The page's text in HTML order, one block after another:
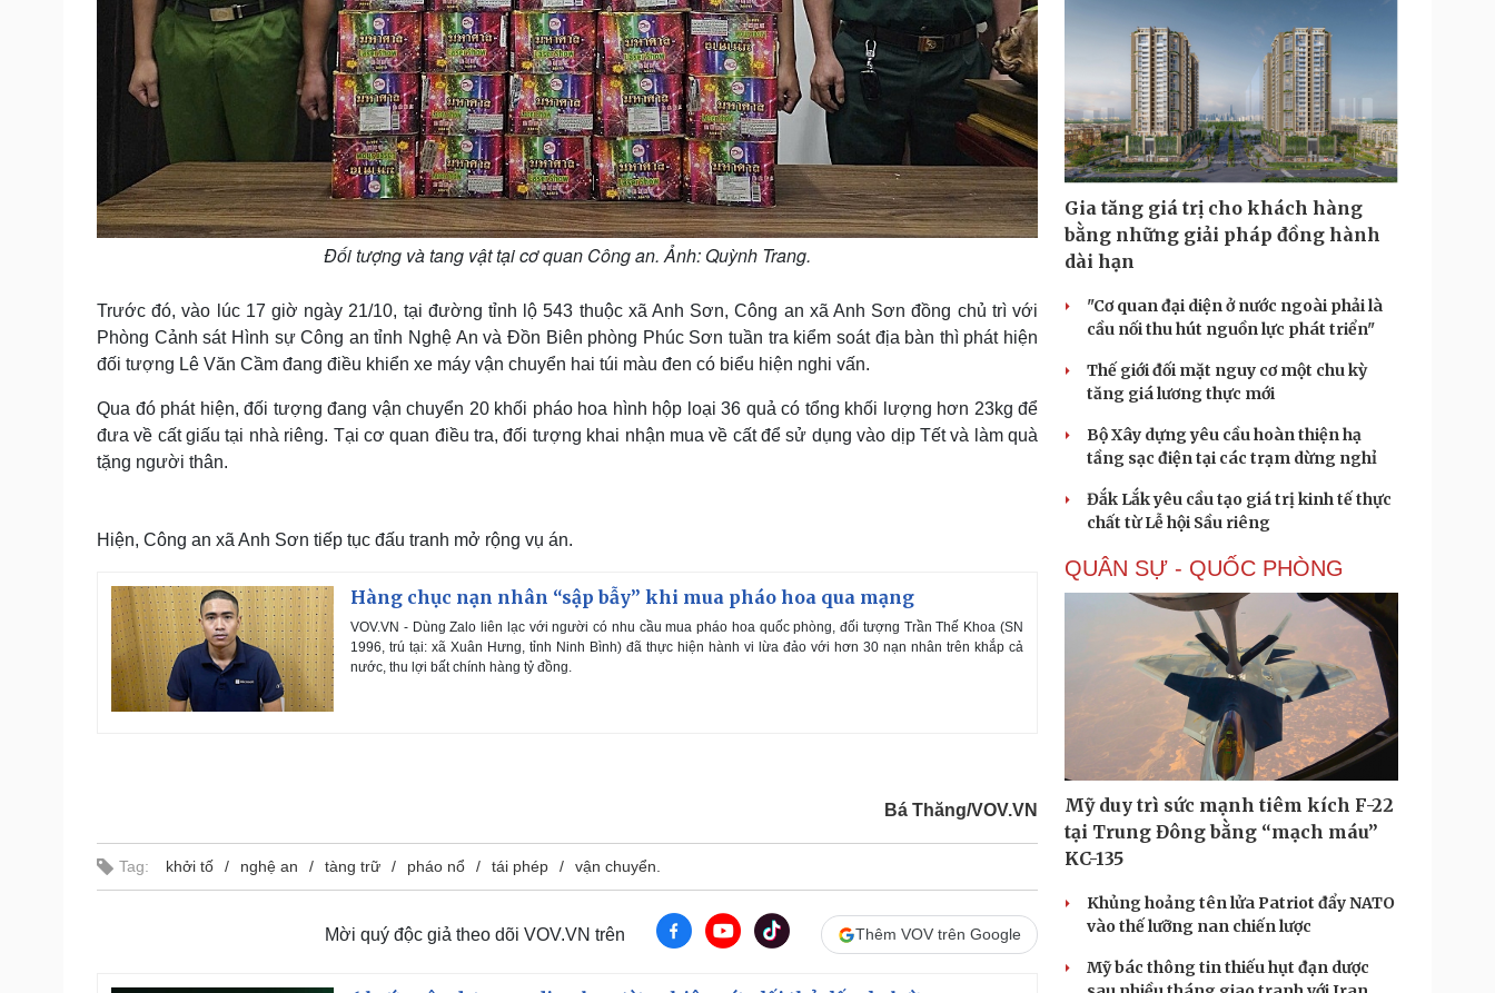
Đối tượng và tang vật tại cơ quan Công an. Ảnh: Quỳnh Trang.
Trước đó, vào lúc 17 giờ ngày 21/10, tại đường tỉnh lộ 543 thuộc xã Anh Sơn, Công an xã Anh Sơn đồng chủ trì với
Phòng Cảnh sát Hình sự Công an tỉnh Nghệ An và Đồn Biên phòng Phúc Sơn tuần tra kiểm soát địa bàn thì phát hiện
đối tượng Lê Văn Cầm đang điều khiển xe máy vận chuyển hai túi màu đen có biểu hiện nghi vấn.
Qua đó phát hiện, đối tượng đang vận chuyển 20 khối pháo hoa hình hộp loại 36 quả có tổng khối lượng hơn 23kg để
đưa về cất giấu tại nhà riêng. Tại cơ quan điều tra, đối tượng khai nhận mua về cất để sử dụng vào dịp Tết và làm quà
tặng người thân.
Hiện, Công an xã Anh Sơn tiếp tục đấu tranh mở rộng vụ án.
Hàng chục nạn nhân “sập bẫy” khi mua pháo hoa qua mạng
VOV.VN - Dùng Zalo liên lạc với người có nhu cầu mua pháo hoa quốc phòng, đối tượng Trần Thế Khoa (SN
1996, trú tại: xã Xuân Hưng, tỉnh Ninh Bình) đã thực hiện hành vi lừa đảo với hơn 30 nạn nhân trên khắp cả
nước, thu lợi bất chính hàng tỷ đồng.
Bá Thăng/VOV.VN
Tag: khởi tố nghệ an tàng trữ pháo nổ tái phép vận chuyển.
Mời quý độc giả theo dõi VOV.VN trên Thêm VOV trên Google
Gia tăng giá trị cho khách hàng
bằng những giải pháp đồng hành
dài hạn
"Cơ quan đại diện ở nước ngoài phải là
cầu nối thu hút nguồn lực phát triển"
Thế giới đối mặt nguy cơ một chu kỳ
tăng giá lương thực mới
Bộ Xây dựng yêu cầu hoàn thiện hạ
tầng sạc điện tại các trạm dừng nghỉ
Đắk Lắk yêu cầu tạo giá trị kinh tế thực
chất từ Lễ hội Sầu riêng
QUÂN SỰ - QUỐC PHÒNG
Mỹ duy trì sức mạnh tiêm kích F-22
tại Trung Đông bằng “mạch máu”
KC-135
Khủng hoảng tên lửa Patriot đẩy NATO
vào thế lưỡng nan chiến lược
Mỹ bác thông tin thiếu hụt đạn dược